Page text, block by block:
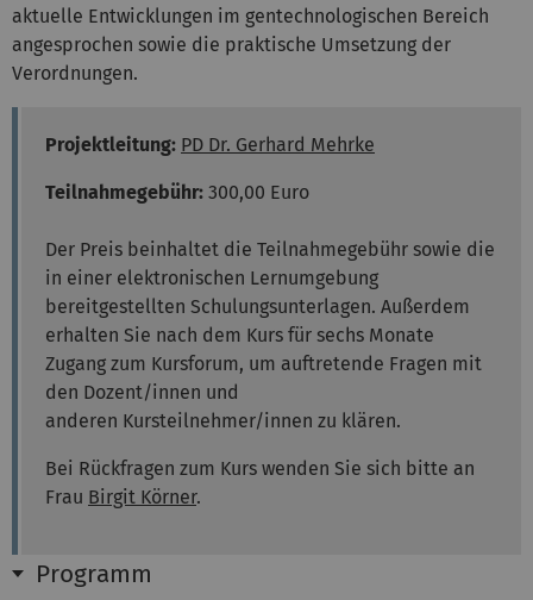
aktuelle Entwicklungen im gentechnologischen Bereich
angesprochen sowie die praktische Umsetzung der
Verordnungen.
Projektleitung: PD Dr. Gerhard Mehrke
Teilnahmegebühr: 300,00 Euro
Der Preis beinhaltet die Teilnahmegebühr sowie die
in einer elektronischen Lernumgebung
bereitgestellten Schulungsunterlagen. Außerdem
erhalten Sie nach dem Kurs für sechs Monate
Zugang zum Kursforum, um auftretende Fragen mit
den Dozent/innen und
anderen Kursteilnehmer/innen zu klären.
Bei Rückfragen zum Kurs wenden Sie sich bitte an
Frau Birgit Körner.
Programm